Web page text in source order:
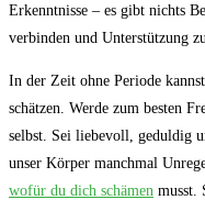
Erkenntnisse – es gibt nichts
verbinden und Unterstützung
In der Zeit ohne Periode
schätzen. Werde zum besten
selbst. Sei liebevoll, geduldig
unser Körper manchmal
wofür du dich schämen musst.